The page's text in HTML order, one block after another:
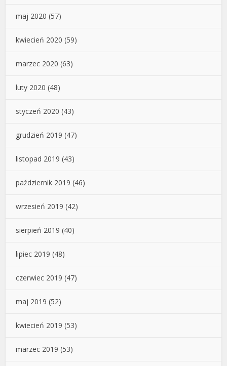
maj 2020 (57)
kwiecień 2020 (59)
marzec 2020 (63)
luty 2020 (48)
styczeń 2020 (43)
grudzień 2019 (47)
listopad 2019 (43)
październik 2019 (46)
wrzesień 2019 (42)
sierpień 2019 (40)
lipiec 2019 (48)
czerwiec 2019 (47)
maj 2019 (52)
kwiecień 2019 (53)
marzec 2019 (53)